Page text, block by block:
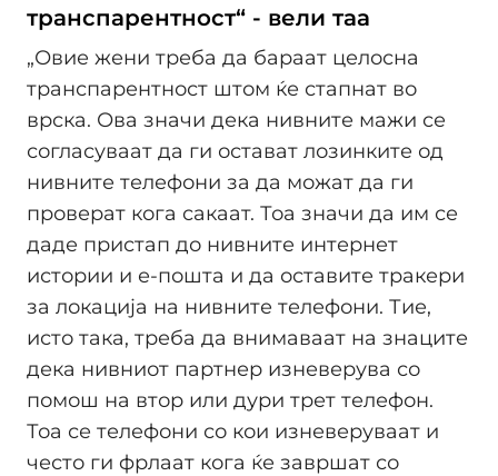
транспарентност“ - вели таа
„Овие жени треба да бараат целосна
транспарентност штом ќе стапнат во
врска. Ова значи дека нивните мажи се
согласуваат да ги остават лозинките од
нивните телефони за да можат да ги
проверат кога сакаат. Тоа значи да им се
даде пристап до нивните интернет
истории и е-пошта и да оставите тракери
за локација на нивните телефони. Тие,
исто така, треба да внимаваат на знаците
дека нивниот партнер изневерува со
помош на втор или дури трет телефон.
Тоа се телефони со кои изневеруваат и
често ги фрлаат кога ќе завршат со